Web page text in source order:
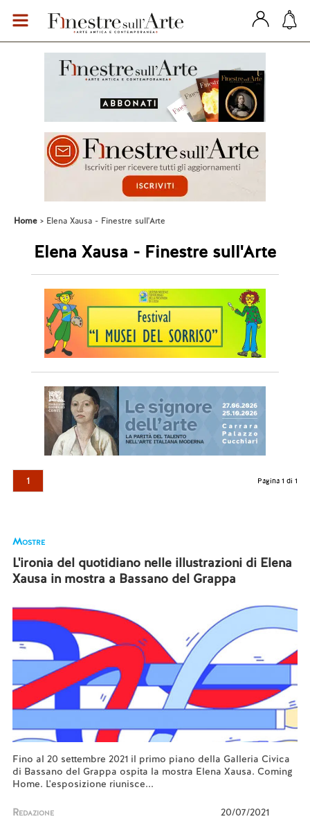
Home Elena Xausa - Finestre sull'Arte
Elena Xausa - Finestre sull'Arte
1 Pagina 1 di 1
Mostre
L'ironia del quotidiano nelle illustrazioni di Elena
Xausa in mostra a Bassano del Grappa
Fino al 20 settembre 2021 il primo piano della Galleria Civica
di Bassano del Grappa ospita la mostra Elena Xausa. Coming
Home. L'esposizione riunisce...
Redazione 20/07/2021